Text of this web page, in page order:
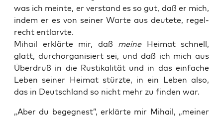
was ich mein­te, er ver­stand es so gut, daß er mich,
indem er es von sei­ner War­te aus deu­te­te, regel­
recht entlarvte.
Mihail erklär­te mir, daß mei­neHei­mat schnell,
glatt, durch­or­ga­ni­siert sei, und daß ich mich aus
Über­druß in die Rus­ti­ka­li­tät und in das ein­fa­che
Leben sei­ner Hei­mat stürz­te, in ein Leben also,
das in Deutsch­land so nicht mehr zu fin­den war.
„Aber du begeg­nest”, erklär­te mir Mihail, „mei­ner